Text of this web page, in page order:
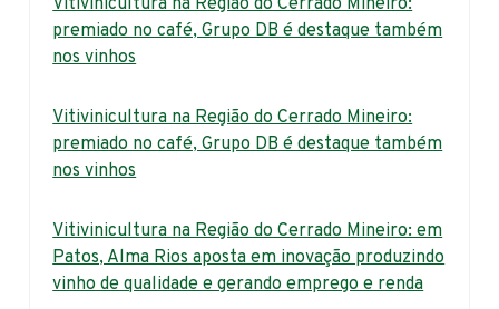
premiado no café, Grupo DB é destaque também
nos vinhos
Vitivinicultura na Região do Cerrado Mineiro:
premiado no café, Grupo DB é destaque também
nos vinhos
Vitivinicultura na Região do Cerrado Mineiro: em
Patos, Alma Rios aposta em inovação produzindo
vinho de qualidade e gerando emprego e renda